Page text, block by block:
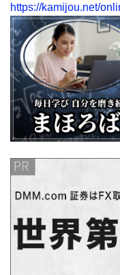
https://kamijou.net/